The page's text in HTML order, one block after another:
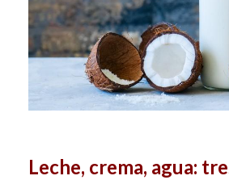
Leche, crema, agua: